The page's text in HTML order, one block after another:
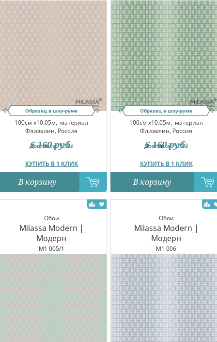
Образец в шоу-руме
100см x10.05м, материал
Флизелин, Россия
Доставка:12.08
КУПИТЬ В 1 КЛИК
6 160 руб.
В корзину
Образец в шоу-руме
100см x10.05м, материал
Флизелин, Россия
Доставка:12.08
КУПИТЬ В 1 КЛИК
6 160 руб.
В корзину
Обои
Milassa Modern |
Модерн
M1 005/1
Обои
Milassa Modern |
Модерн
M1 006